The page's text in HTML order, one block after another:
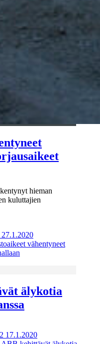
hieman
kuluttajien
27.1.2020
vähentyneet
älykotia
17.1.2020